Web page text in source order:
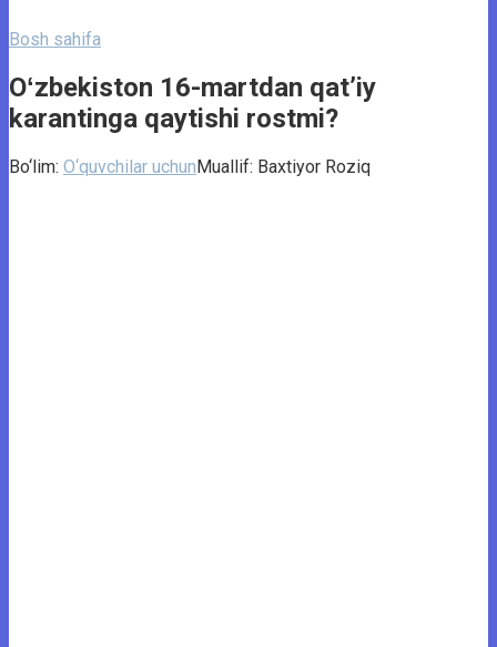
Bosh sahifa
Oʻzbekiston 16-martdan qatʼiy
karantinga qaytishi rostmi?
Bo‘lim: O‘quvchilar uchunMuallif: Baxtiyor Roziq